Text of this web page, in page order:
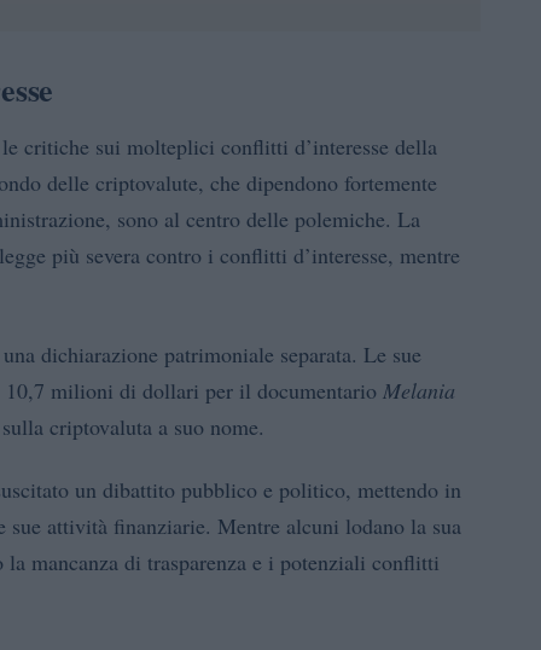
critiche sui molteplici conflitti d’interesse della
delle criptovalute, che dipendono fortemente
sono al centro delle polemiche. La
più severa contro i conflitti d’interesse, mentre
dichiarazione patrimoniale separata. Le sue
10,7 milioni di dollari per il documentario Melania
criptovaluta a suo nome.
un dibattito pubblico e politico, mettendo in
attività finanziarie. Mentre alcuni lodano la sua
mancanza di trasparenza e i potenziali conflitti